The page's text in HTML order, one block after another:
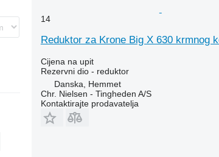
14
Reduktor za Krone Big X 630 krmnog
Cijena na upit
Rezervni dio - reduktor
Danska, Hemmet
Chr. Nielsen - Tingheden A/S
Kontaktirajte prodavatelja